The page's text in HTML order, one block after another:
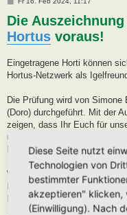
i
t
r
a
Die
Hortus voraus!
Eingetragene Horti können
Hortus-Netzwerk als
Die Prüfung wird von Simone
(Doro) durchgeführt. Mit der
zeigen, dass Ihr Euch für
und in Eurem Hortus den
Nahrungsgrundlage zur
Wichtig: Einen
Hortus zu erweitern und
Lebensraumerweiterung für
Diese Seite nutzt
Technologien von
bestimmter
akzeptieren" klicken,
(Einwilligung). Nach